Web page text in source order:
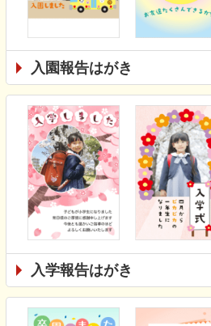
入園報告はがき
入学報告はがき